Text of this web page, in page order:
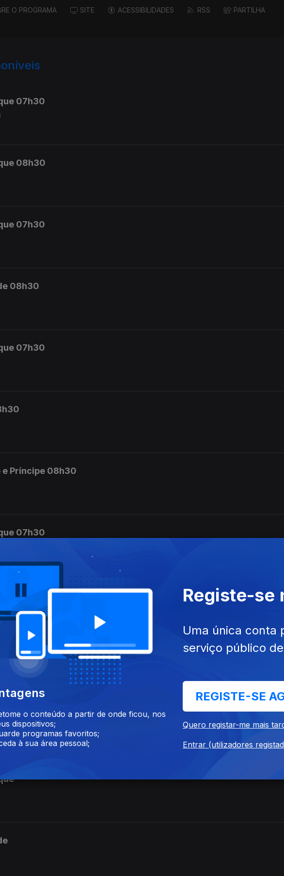
O PROGRAMA SITE ACESSIBILIDADES RSS PARTILHA
07h30
08h30
07h30
08h30
07h30
e Príncipe 08h30
07h30
o conteúdo a partir de onde ficou, nos
dispositivos;
programas favoritos;
à sua área pessoal;
Registe-se
Uma única conta
serviço público
REGISTE-SE
Quero registar-me mais
Entrar (utilizadores